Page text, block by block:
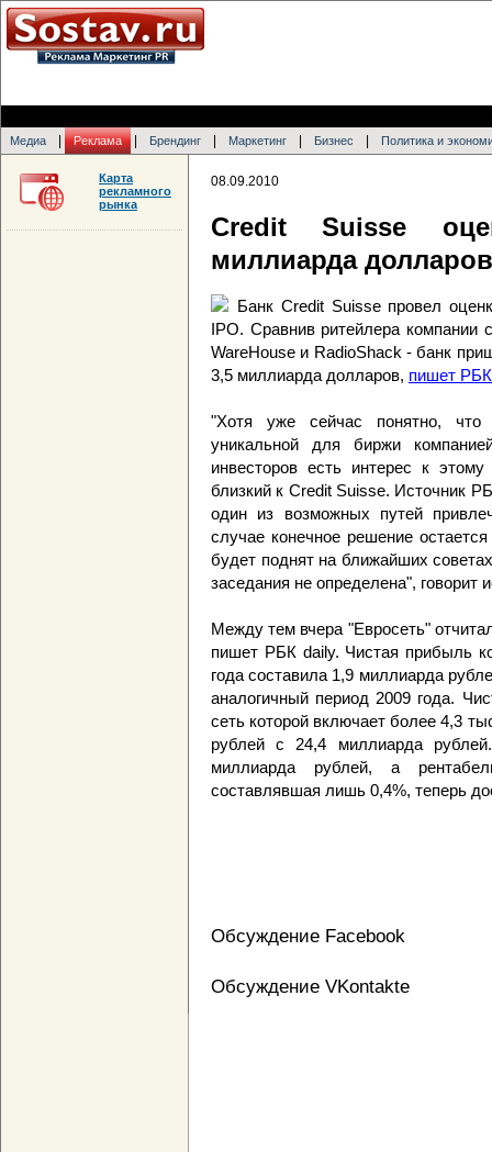
Медиа Реклама Брендинг Маркетинг Бизнес Политика и
08.09.2010
Credit Suisse
миллиарда долларов
Банк Credit Suisse провел
IPO. Сравнив ритейлера компании
WareHouse и RadioShack - банк
3,5 миллиарда долларов, пишет
"Хотя уже сейчас понятно,
уникальной для биржи
инвесторов есть интерес к
близкий к Credit Suisse. Источник
один из возможных путей
случае конечное решение
будет поднят на ближайших
заседания не определена", говорит
Между тем вчера "Евросеть"
пишет РБК daily. Чистая прибыль
года составила 1,9 миллиарда
аналогичный период 2009 года.
сеть которой включает более 4,3
рублей с 24,4 миллиарда
миллиарда рублей, а
составлявшая лишь 0,4%, теперь
Обсуждение Facebook
Обсуждение VKontakte
Карта
рекламного
рынка